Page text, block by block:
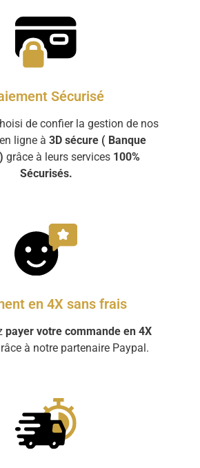
Sécurisé
de confier la gestion de nos
ligne à 3D sécure ( Banque
grâce à leurs services 100%
Sécurisés.
en 4X sans frais
payer votre commande en 4X
à notre partenaire Paypal.